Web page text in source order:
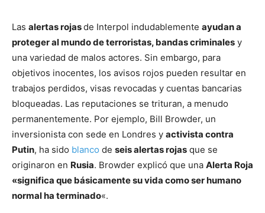
Las alertas rojasde Interpol indudablemente ayudan a
proteger al mundo de terroristas, bandas criminales y
una variedad de malos actores. Sin embargo, para
objetivos inocentes, los avisos rojos pueden resultar en
trabajos perdidos, visas revocadas y cuentas bancarias
bloqueadas. Las reputaciones se trituran, a menudo
permanentemente. Por ejemplo, Bill Browder, un
inversionista con sede en Londres y activista contra
Putin, ha sido blanco de seis alertas rojas que se
originaron en Rusia. Browder explicó que una Alerta Roja
«significa que básicamente su vida como ser humano
normal ha terminado«.